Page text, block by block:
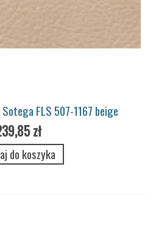
FLS 507-1167 beige
zł
do koszyka